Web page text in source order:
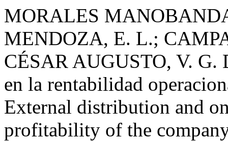
MORALES
MENDOZA, E. L.;
CÉSAR AUGUSTO, V. G.
en la rentabilidad
External distribution and
profitability of the